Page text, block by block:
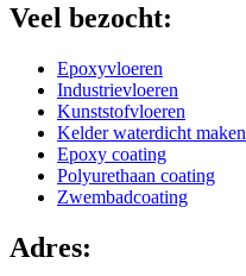
Veel bezocht:
Epoxyvloeren
Industrievloeren
Kunststofvloeren
Kelder waterdicht maken
Epoxy coating
Polyurethaan coating
Zwembadcoating
Adres: